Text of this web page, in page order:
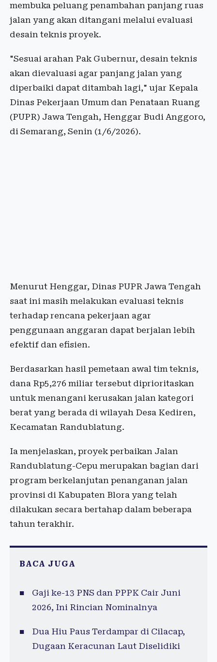
membuka peluang penambahan panjang ruas
jalan yang akan ditangani melalui evaluasi
desain teknis proyek.
"Sesuai arahan Pak Gubernur, desain teknis
akan dievaluasi agar panjang jalan yang
diperbaiki dapat ditambah lagi," ujar Kepala
Dinas Pekerjaan Umum dan Penataan Ruang
(PUPR) Jawa Tengah, Henggar Budi Anggoro,
di Semarang, Senin (1/6/2026).
Menurut Henggar, Dinas PUPR Jawa Tengah
saat ini masih melakukan evaluasi teknis
terhadap rencana pekerjaan agar
penggunaan anggaran dapat berjalan lebih
efektif dan efisien.
Berdasarkan hasil pemetaan awal tim teknis,
dana Rp5,276 miliar tersebut diprioritaskan
untuk menangani kerusakan jalan kategori
berat yang berada di wilayah Desa Kediren,
Kecamatan Randublatung.
Ia menjelaskan, proyek perbaikan Jalan
Randublatung-Cepu merupakan bagian dari
program berkelanjutan penanganan jalan
provinsi di Kabupaten Blora yang telah
dilakukan secara bertahap dalam beberapa
tahun terakhir.
BACA JUGA
Gaji ke-13 PNS dan PPPK Cair Juni
2026, Ini Rincian Nominalnya
Dua Hiu Paus Terdampar di Cilacap,
Dugaan Keracunan Laut Diselidiki